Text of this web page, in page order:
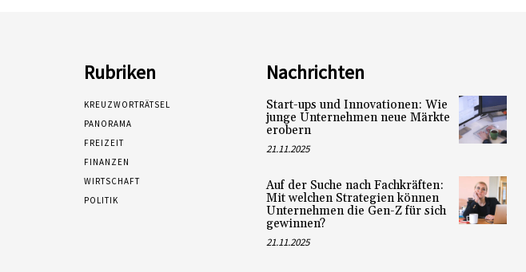
Rubriken
KREUZWORTRÄTSEL
PANORAMA
FREIZEIT
FINANZEN
WIRTSCHAFT
POLITIK
Nachrichten
Start-ups und Innovationen: Wie
junge Unternehmen neue Märkte
erobern
21.11.2025
Auf der Suche nach Fachkräften:
Mit welchen Strategien können
Unternehmen die Gen-Z für sich
gewinnen?
21.11.2025